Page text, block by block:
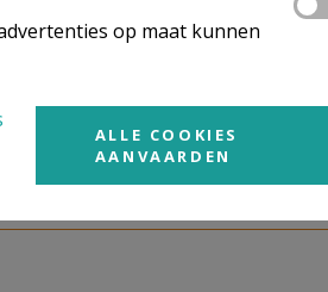
in Gent en Oostakker. In de
mensen vanuit heel Vlaanderen.
op maat kunnen
ALLE COOKIES
AANVAARDEN